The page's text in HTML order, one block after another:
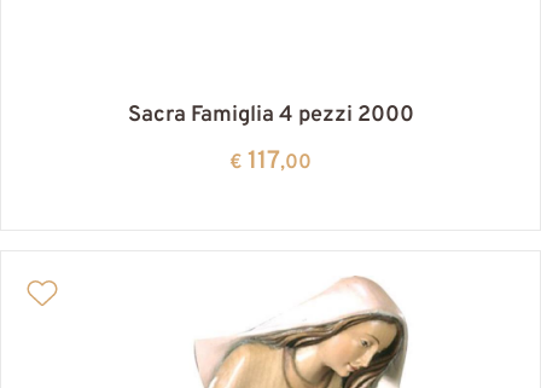
Sacra Famiglia 4 pezzi 2000
€ 117,00